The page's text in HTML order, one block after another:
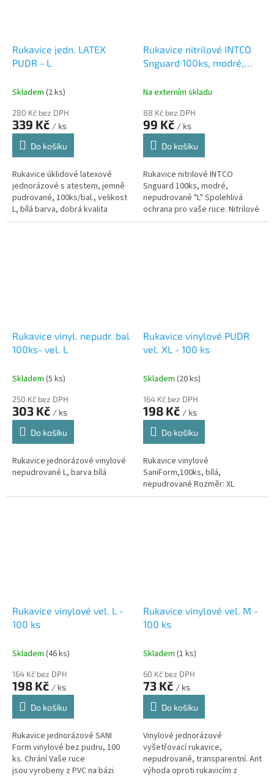
Rukavice jedn. LATEX
PUDR - L
Skladem (2 ks)
280 Kč bez DPH
339 Kč / ks
Do košíku
Rukavice úklidové latexové
jednorázové s atestem, jemně
pudrované, 100ks/bal., velikost
L, bílá barva, dobrá kvalita
Rukavice nitrilové INTCO
Snguard 100ks, modré,
Na externím skladu
88 Kč bez DPH
99 Kč / ks
Do košíku
Rukavice nitrilové INTCO
Snguard 100ks, modré,
nepudrované "L" Spolehlivá
ochrana pro vaše ruce. Nitrilové
rukavice bez pudru, ideální pro
Rukavice vinyl. nepudr. bal
100ks- vel. L
Skladem (5 ks)
250 Kč bez DPH
303 Kč / ks
Do košíku
Rukavice jednorázové vinylové
nepudrované L, barva bílá
Rukavice vinylové PUDR
vel. XL - 100 ks
Skladem (20 ks)
164 Kč bez DPH
198 Kč / ks
Do košíku
Rukavice vinylové
SaniForm,100ks, bílá,
nepudrované Rozměr: XL
Rukavice vinylové vel. L -
100 ks
Skladem (46 ks)
164 Kč bez DPH
198 Kč / ks
Do košíku
Rukavice jednorázové SANI
Form vinylové bez pudru, 100
ks. Chrání Vaše ruce
jsou vyrobeny z PVC na bázi
Rukavice vinylové vel. M -
100 ks
Skladem (1 ks)
60 Kč bez DPH
73 Kč / ks
Do košíku
Vinylové jednorázové
vyšetřovací rukavice,
nepudrované, transparentní.
výhoda oproti rukavicím z